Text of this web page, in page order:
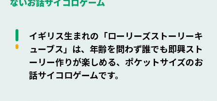
イギリス生まれの「ローリーズストーリーキ
ューブス」は、年齢を問わず誰でも即興スト
ーリー作りが楽しめる、ポケットサイズのお
話サイコロゲームです。